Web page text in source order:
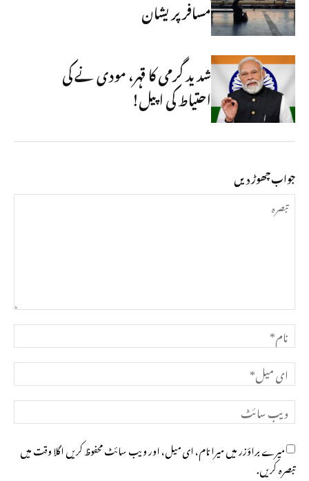
مسافر پریشان
شدید گرمی کا قہر، مودی نے کی
احتیاط کی اپیل!
جواب چھوڑ دیں
تبصرہ
نام*
ای
میل*
ویب
سائٹ
میرے براؤزر میں میرا نام، ای میل، اور ویب سائٹ محفوظ کریں اگلا وقت میں
تبصرہ کریں.